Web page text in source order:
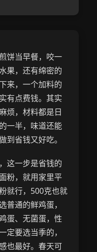
饼当早餐，咬一
果，还有绵密的
来，一个加料的
有点费钱。其实
烦，材料都是日
一半，味道还能
到省钱又好吃。
这一步是省钱的
粉，就用家里平
就行，500克也就
普通的鲜鸡蛋，
蛋、无菌蛋，性
定要选当季的，
也最好。春天可